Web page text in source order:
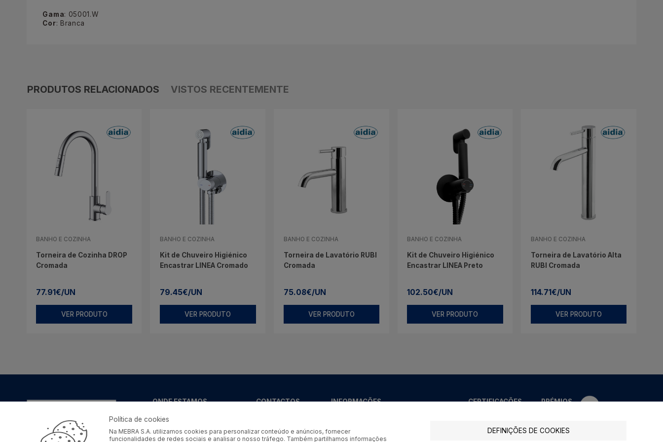
Gama: 05001.W
Cor: Branca
PRODUTOS RELACIONADOS VISTOS RECENTEMENTE
BANHO E COZINHA
Torneira de Cozinha DROP
Cromada
77.91€/UN
VER PRODUTO
BANHO E COZINHA
Kit de Chuveiro Higiénico
Encastrar LINEA Cromado
79.45€/UN
VER PRODUTO
BANHO E COZINHA
Torneira de Lavatório RUBI
Cromada
75.08€/UN
VER PRODUTO
BANHO E COZINHA
Kit de Chuveiro Higiénico
Encastrar LINEA Preto
102.50€/UN
VER PRODUTO
BANHO E COZINHA
Torneira de Lavatório Alta
RUBI Cromada
114.71€/UN
VER PRODUTO
ONDE ESTAMOS
Lugar do Barreiro,
Apartado nº4
4734-908 - Vila de
CONTACTOS
Tlm:+351 964 246
INFORMAÇÕES CERTIFICAÇÕES PRÉMIOS
Política de cookies
Na MEBRA S.A. utilizamos cookies para personalizar conteúdo e anúncios, fornecer
funcionalidades de redes sociais e analisar o nosso tráfego. Também partilhamos informações
DEFINIÇÕES DE COOKIES